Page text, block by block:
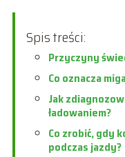
Spis treści:
Przyczyny
Co oznacza
Jak
ładowaniem?
Co zrobić, gdy
podczas jazdy?